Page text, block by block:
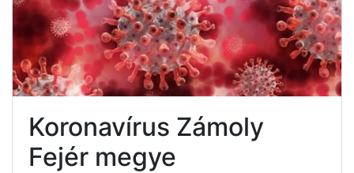
Koronavírus Zámoly
Fejér megye